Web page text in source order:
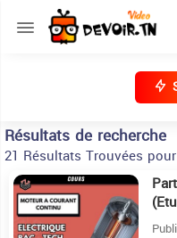
Résultats de recherche
21 Résultats Trouvées
2:39